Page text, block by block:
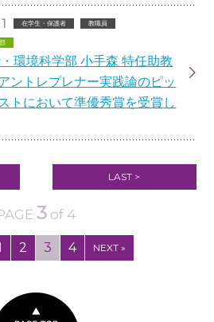
在学生・保護者 教職員
環境科学部 小手森 特任助教
ントレプレナー実践論のピッ
トにおいて準優秀賞を受賞し
3of 4
2 3 4 NEXT »
LAST >